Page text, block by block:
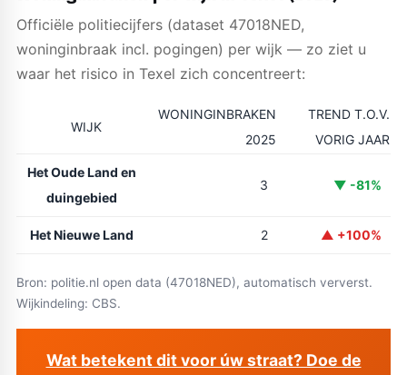
Officiële politiecijfers (dataset 47018NED,
woninginbraak incl. pogingen) per wijk — zo ziet u
waar het risico in Texel zich concentreert:
WIJK
WONINGINBRAKEN
2025
TREND T.O.V.
VORIG JAAR
Het Oude Land en
duingebied
3 ▼ -81%
Het Nieuwe Land 2 ▲ +100%
Bron: politie.nl open data (47018NED), automatisch ververst.
Wijkindeling: CBS.
Wat betekent dit voor úw straat? Doe de